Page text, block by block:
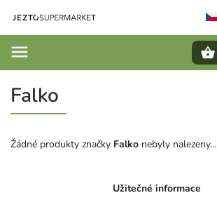
Falko
Žádné produkty značky Falko nebyly nalezeny...
Užitečné informace